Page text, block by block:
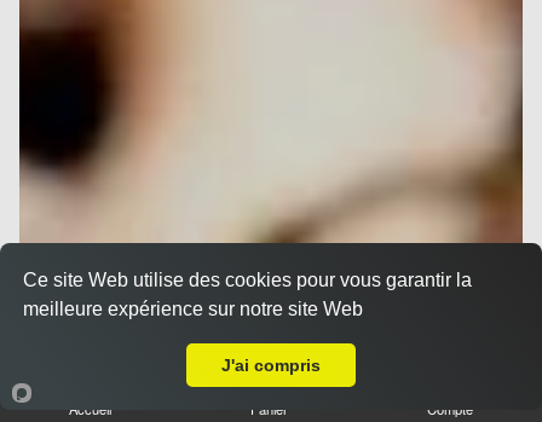
Accueil Panier Compte
Ce site Web utilise des cookies pour vous garantir la
meilleure expérience sur notre site Web
J'ai compris